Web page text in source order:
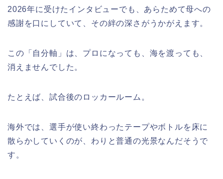
2026年に受けたインタビューでも、あらためて母への
感謝を口にしていて、その絆の深さがうかがえます。
この「自分軸」は、プロになっても、海を渡っても、
消えませんでした。
たとえば、試合後のロッカールーム。
海外では、選手が使い終わったテープやボトルを床に
散らかしていくのが、わりと普通の光景なんだそうで
す。